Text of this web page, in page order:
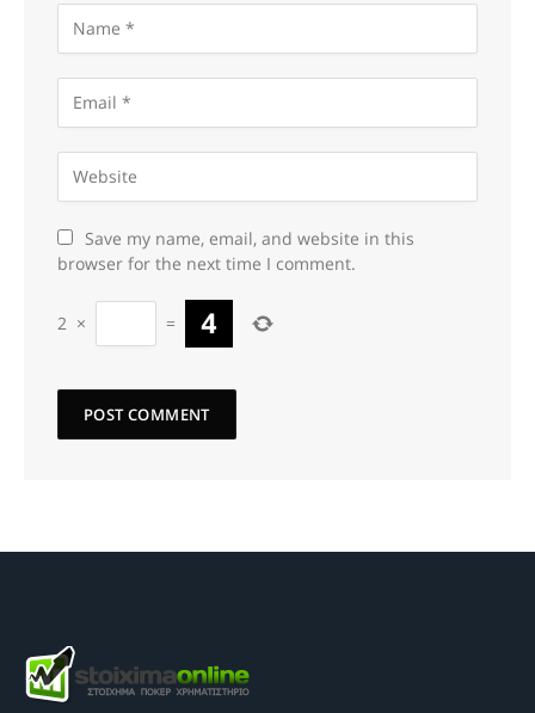
Save my name, email, and website in this
browser for the next time I comment.
2 × =